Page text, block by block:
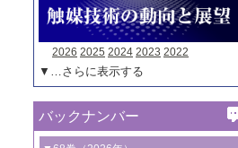
2026 2025 2024 2023 2022
▼…さらに表示する
バックナンバー